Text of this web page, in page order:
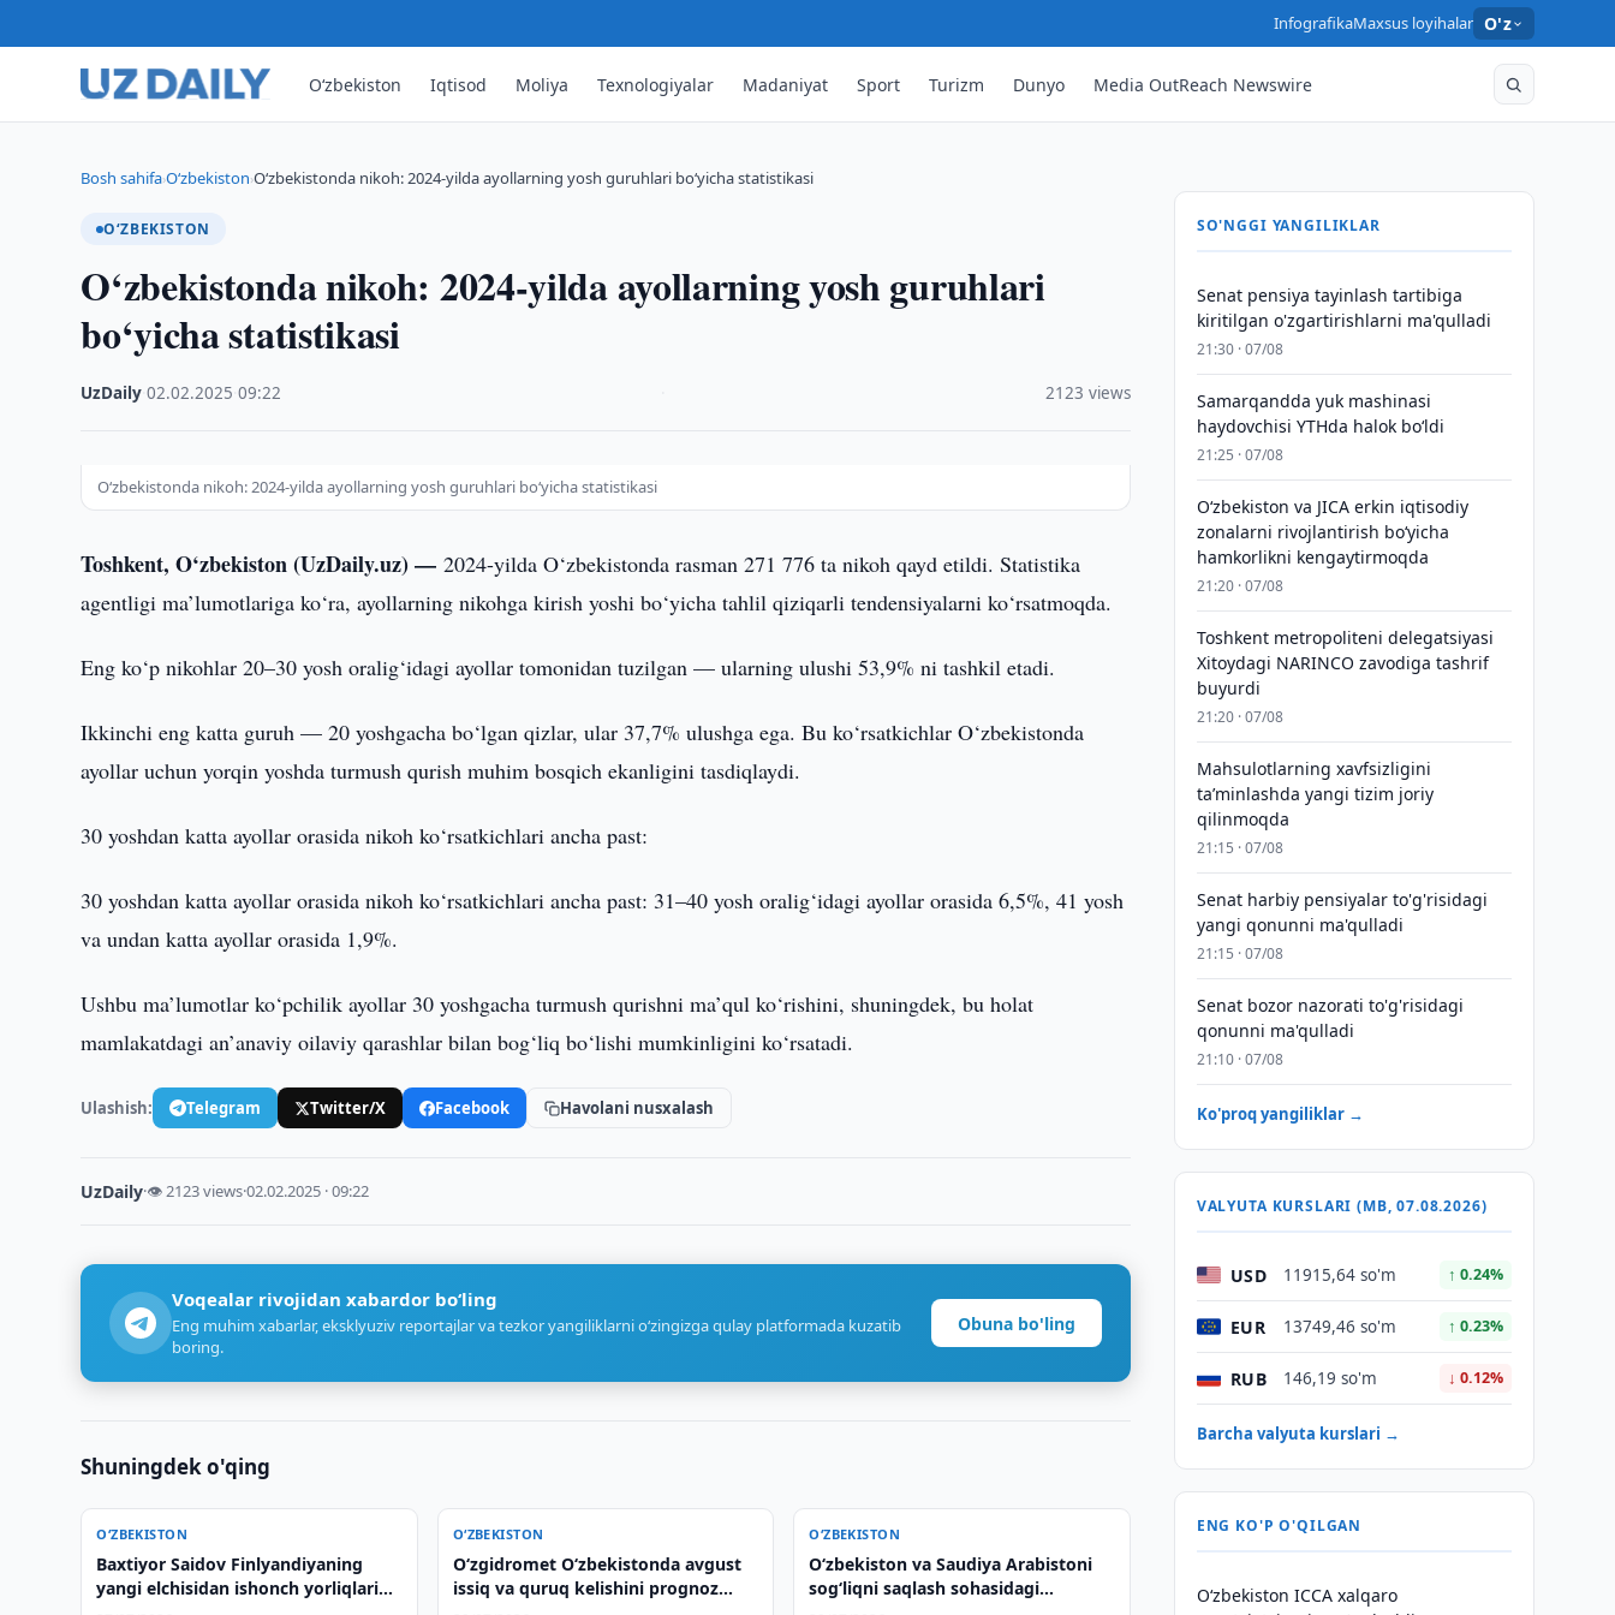
InfografikaMaxsus loyihalar O'z
O‘zbekiston Iqtisod Moliya Texnologiyalar Madaniyat Sport Turizm Dunyo Media OutReach Newswire
Bosh sahifa›O‘zbekiston›O‘zbekistonda nikoh: 2024-yilda ayollarning yosh guruhlari bo‘yicha statistikasi
O‘ZBEKISTON
O‘zbekistonda nikoh: 2024-yilda ayollarning yosh guruhlari
bo‘yicha statistikasi
UzDaily ·02.02.2025 ·09:22 2123 views
O‘zbekistonda nikoh: 2024-yilda ayollarning yosh guruhlari bo‘yicha statistikasi
Toshkent, O‘zbekiston (UzDaily.uz) —2024-yilda O‘zbekistonda rasman 271 776 ta nikoh qayd etildi. Statistika
agentligi ma’lumotlariga ko‘ra, ayollarning nikohga kirish yoshi bo‘yicha tahlil qiziqarli tendensiyalarni ko‘rsatmoqda.
Eng ko‘p nikohlar 20–30 yosh oralig‘idagi ayollar tomonidan tuzilgan — ularning ulushi 53,9% ni tashkil etadi.
Ikkinchi eng katta guruh — 20 yoshgacha bo‘lgan qizlar, ular 37,7% ulushga ega. Bu ko‘rsatkichlar O‘zbekistonda
ayollar uchun yorqin yoshda turmush qurish muhim bosqich ekanligini tasdiqlaydi.
30 yoshdan katta ayollar orasida nikoh ko‘rsatkichlari ancha past:
30 yoshdan katta ayollar orasida nikoh ko‘rsatkichlari ancha past: 31–40 yosh oralig‘idagi ayollar orasida 6,5%, 41 yosh
va undan katta ayollar orasida 1,9%.
Ushbu ma’lumotlar ko‘pchilik ayollar 30 yoshgacha turmush qurishni ma’qul ko‘rishini, shuningdek, bu holat
mamlakatdagi an’anaviy oilaviy qarashlar bilan bog‘liq bo‘lishi mumkinligini ko‘rsatadi.
Ulashish: Telegram Twitter/X Facebook Havolani nusxalash
UzDaily·👁 2123 views·02.02.2025 · 09:22
Voqealar rivojidan xabardor bo‘ling
Eng muhim xabarlar, eksklyuziv reportajlar va tezkor yangiliklarni o‘zingizga qulay platformada kuzatib
boring.
Obuna bo'ling
Shuningdek o'qing
O‘ZBEKISTON
Baxtiyor Saidov Finlyandiyaning
yangi elchisidan ishonch yorliqlarini
O‘ZBEKISTON
O‘zgidromet O‘zbekistonda avgust
issiq va quruq kelishini prognoz
O‘ZBEKISTON
Oʻzbekiston va Saudiya Arabistoni
sogʻliqni saqlash sohasidagi
SO'NGGI YANGILIKLAR
Senat pensiya tayinlash tartibiga
kiritilgan o'zgartirishlarni ma'qulladi
21:30 · 07/08
Samarqandda yuk mashinasi
haydovchisi YTHda halok bo‘ldi
21:25 · 07/08
Oʻzbekiston va JICA erkin iqtisodiy
zonalarni rivojlantirish boʻyicha
hamkorlikni kengaytirmoqda
21:20 · 07/08
Toshkent metropoliteni delegatsiyasi
Xitoydagi NARINCO zavodiga tashrif
buyurdi
21:20 · 07/08
Mahsulotlarning xavfsizligini
taʼminlashda yangi tizim joriy
qilinmoqda
21:15 · 07/08
Senat harbiy pensiyalar to'g'risidagi
yangi qonunni ma'qulladi
21:15 · 07/08
Senat bozor nazorati to'g'risidagi
qonunni ma'qulladi
21:10 · 07/08
Ko'proq yangiliklar →
VALYUTA KURSLARI (MB, 07.08.2026)
USD 11915,64 so'm ↑ 0.24%
EUR 13749,46 so'm ↑ 0.23%
RUB 146,19 so'm ↓ 0.12%
Barcha valyuta kurslari →
ENG KO'P O'QILGAN
O‘zbekiston ICCA xalqaro